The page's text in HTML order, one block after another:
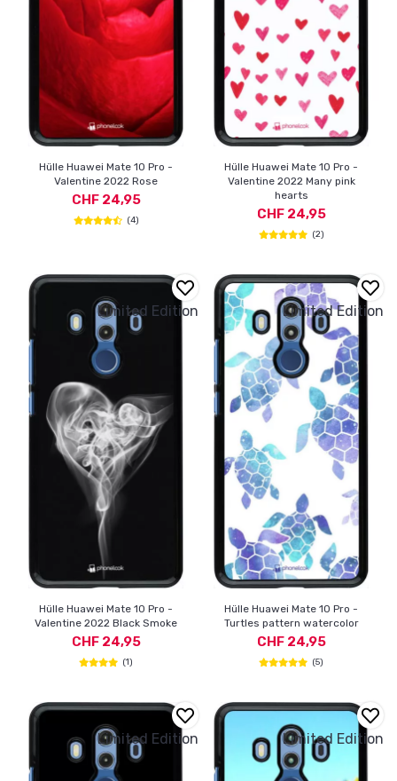
Hülle Huawei Mate 10 Pro -
Valentine 2022 Rose
CHF 24,95
(4)
Hülle Huawei Mate 10 Pro -
Valentine 2022 Many pink
hearts
CHF 24,95
(2)
Hülle Huawei Mate 10 Pro -
Valentine 2022 Black Smoke
CHF 24,95
(1)
Limited Edition
Hülle Huawei Mate 10 Pro -
Turtles pattern watercolor
CHF 24,95
(5)
Limited Edition
Limited Edition Limited Edition